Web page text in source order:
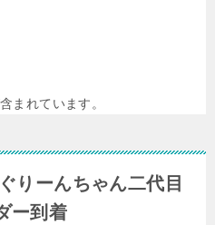
まれています。
りーんちゃん二代目
ー到着